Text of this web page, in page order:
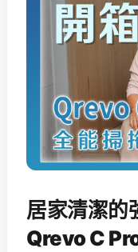
居家清潔的
Qrevo C